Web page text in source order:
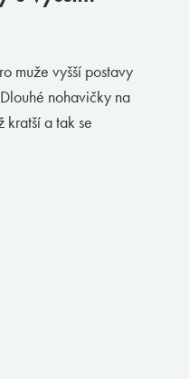
muže vyšší postavy
nohavičky na
kratší a tak se